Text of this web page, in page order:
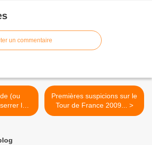
un commentaire
la
en
Premières suspicions sur le
Tour de France 2009... >